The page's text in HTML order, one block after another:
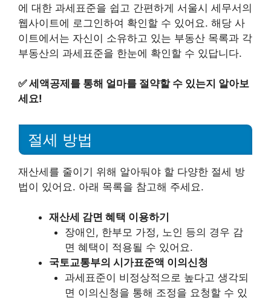
에 대한 과세표준을 쉽고 간편하게 서울시 세무서의
웹사이트에 로그인하여 확인할 수 있어요. 해당 사
이트에서는 자신이 소유하고 있는 부동산 목록과 각
부동산의 과세표준을 한눈에 확인할 수 있답니다.
✅세액공제를 통해 얼마를 절약할 수 있는지 알아보
세요!
절세 방법
재산세를 줄이기 위해 알아둬야 할 다양한 절세 방
법이 있어요. 아래 목록을 참고해 주세요.
재산세 감면 혜택 이용하기
장애인, 한부모 가정, 노인 등의 경우 감
면 혜택이 적용될 수 있어요.
국토교통부의 시가표준액 이의신청
과세표준이 비정상적으로 높다고 생각되
면 이의신청을 통해 조정을 요청할 수 있